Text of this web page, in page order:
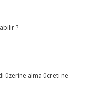
?
üzerine alma ücreti ne